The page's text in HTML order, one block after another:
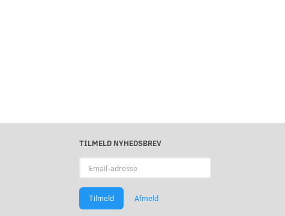
TILMELD NYHEDSBREV
adresse
Tilmeld Afmeld